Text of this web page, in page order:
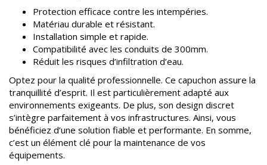
Protection efficace contre les intempéries.
Matériau durable et résistant.
Installation simple et rapide.
Compatibilité avec les conduits de 300mm.
Réduit les risques d’infiltration d’eau.
Optez pour la qualité professionnelle. Ce capuchon assure la
tranquillité d’esprit. Il est particulièrement adapté aux
environnements exigeants. De plus, son design discret
s’intègre parfaitement à vos infrastructures. Ainsi, vous
bénéficiez d’une solution fiable et performante. En somme,
c’est un élément clé pour la maintenance de vos
équipements.